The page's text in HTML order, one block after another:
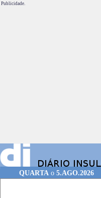
Publicidade.
QUARTA o 5.AGO.2026